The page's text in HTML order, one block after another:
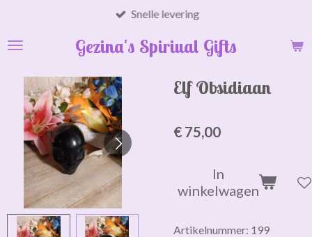
naar
hoofdinhoud
Gezina's Spiriual Gifts
Snelle levering
Elf Obsidiaan
€ 75,00
In
winkelwagen
Artikelnummer: 199